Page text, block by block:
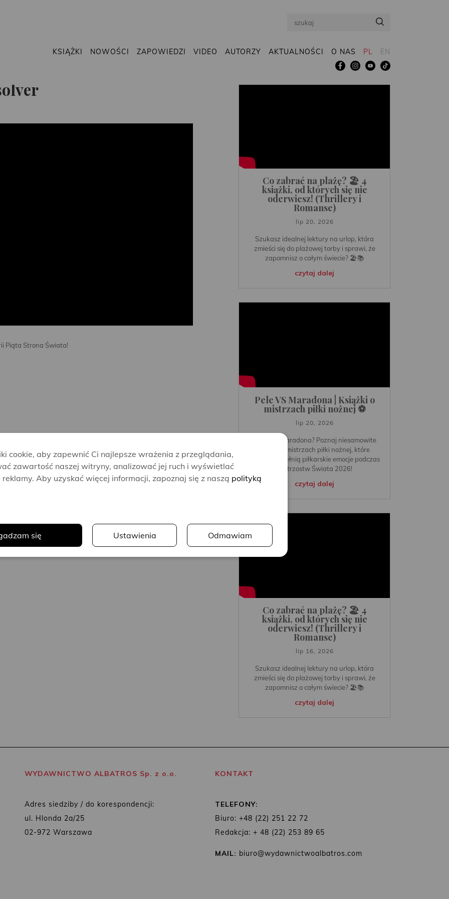
Search
KSIĄŻKI NOWOŚCI ZAPOWIEDZI VIDEO AUTORZY AKTUALNOŚCI O NAS PL EN
Piąta Strona Świata!
Co zabrać na plażę? 🏖️ 4
książki, od których się nie
oderwiesz! (Thrillery i
Romanse)
lip 20, 2026
Szukasz idealnej lektury na urlop, która
zmieści się do plażowej torby i sprawi, że
zapomnisz o całym świecie? 🏖️📚
czytaj dalej
Pele VS Maradona | Książki o
mistrzach piłki nożnej ⚽️
lip 20, 2026
⚽️Pele vs Maradona? Poznaj niesamowite
książki o mistrzach piłki nożnej, które
idealnie dopełnią piłkarskie emocje podczas
Mistrzostw Świata 2026!
czytaj dalej
Co zabrać na plażę? 🏖️ 4
książki, od których się nie
oderwiesz! (Thrillery i
Romanse)
lip 16, 2026
Szukasz idealnej lektury na urlop, która
zmieści się do plażowej torby i sprawi, że
zapomnisz o całym świecie? 🏖️📚
czytaj dalej
WYDAWNICTWO ALBATROS Sp. z o.o.
Adres siedziby / do korespondencji:
ul. Hlonda 2a/25
02-972 Warszawa
KONTAKT
TELEFONY:
Biuro: +48 (22) 251 22 72
Redakcja: + 48 (22) 253 89 65
MAIL: biuro@wydawnictwoalbatros.com
cookie, aby zapewnić Ci najlepsze wrażenia z przeglądania,
zawartość naszej witryny, analizować jej ruch i wyświetlać
Aby uzyskać więcej informacji, zapoznaj się z naszą polityką
się Ustawienia Odmawiam